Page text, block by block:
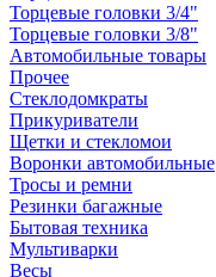
Торцевые головки 3/4"
Торцевые головки 3/8"
Автомобильные товары
Прочее
Стеклодомкраты
Прикуриватели
Щетки и стекломои
Воронки автомобильные
Тросы и ремни
Резинки багажные
Бытовая техника
Мультиварки
Весы